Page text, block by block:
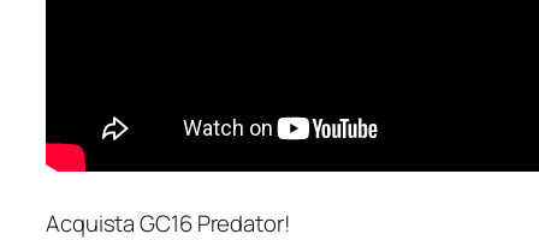
Acquista GC16 Predator!